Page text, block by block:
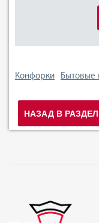
Конфорки Бытовые
НАЗАД В РАЗДЕЛ